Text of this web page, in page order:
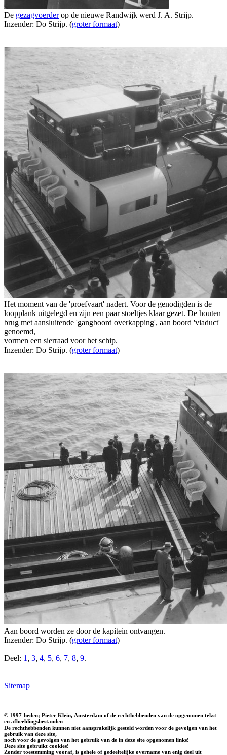
De gezagvoerderop de nieuwe Randwijk werd J. A. Strijp.
Inzender: Do Strijp. (groter formaat)
Het moment van de 'proefvaart' nadert. Voor de genodigden is de
loopplank uitgelegd en zijn een paar stoeltjes klaar gezet. De houten
brug met aansluitende 'gangboord overkapping', aan boord 'viaduct'
genoemd,
vormen een sierraad voor het schip.
Inzender: Do Strijp. (groter formaat)
Aan boord worden ze door de kapitein ontvangen.
Inzender: Do Strijp. (groter formaat)
Deel: 1 , 3, 4, 5, 6, 7, 8, 9.
Sitemap
© 1997-heden; Pieter Klein, Amsterdam of de rechthebbenden van de opgenomen tekst-
en afbeeldingsbestanden
De rechthebbenden kunnen niet aansprakelijk gesteld worden voor de gevolgen van het
gebruik van deze site,
noch voor de gevolgen van het gebruik van de in deze site opgenomen links!
Deze site gebruikt cookies!
Zonder toestemming vooraf, is gehele of gedeeltelijke overname van enig deel uit